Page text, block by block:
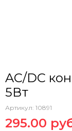
AC/DC
5Вт
Артикул: 10891
295.00